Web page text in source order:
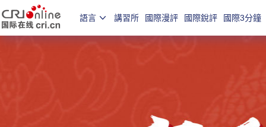
語言 講習所 國際漫評 國際銳評 國際3分鐘